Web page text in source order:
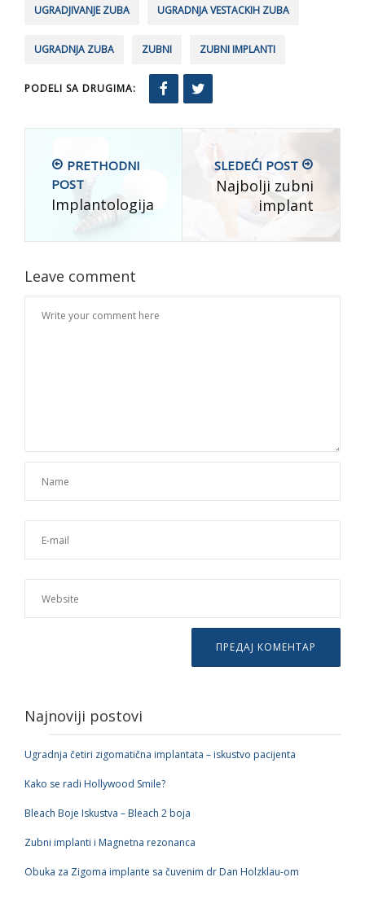
UGRADJIVANJE ZUBA UGRADNJA VESTACKIH ZUBA
UGRADNJA ZUBA ZUBNI ZUBNI IMPLANTI
PODELI SA DRUGIMA:
PRETHODNI
POST
Implantologija
SLEDEĆI POST
Najbolji zubni
implant
Leave comment
Najnoviji postovi
Ugradnja četiri zigomatična implantata – iskustvo pacijenta
Kako se radi Hollywood Smile?
Bleach Boje Iskustva – Bleach 2 boja
Zubni implanti i Magnetna rezonanca
Obuka za Zigoma implante sa čuvenim dr Dan Holzklau-om